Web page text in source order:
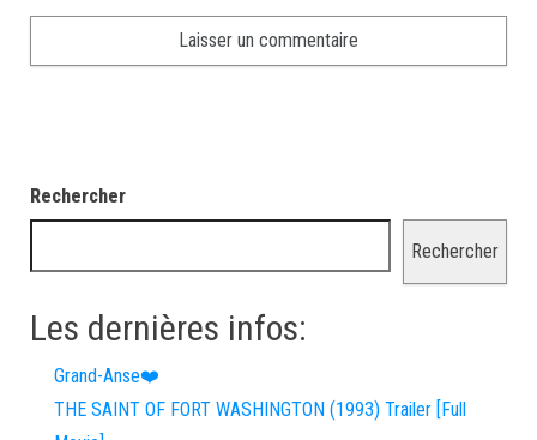
Rechercher
Rechercher
Les dernières infos:
Grand-Anse❤️
THE SAINT OF FORT WASHINGTON (1993) Trailer [Full